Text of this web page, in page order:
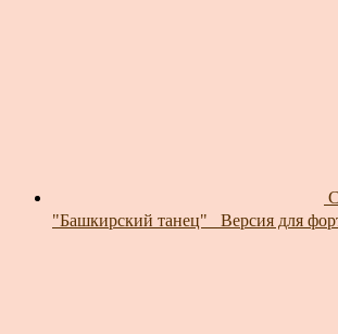
"Башкирский танец"_ Версия для